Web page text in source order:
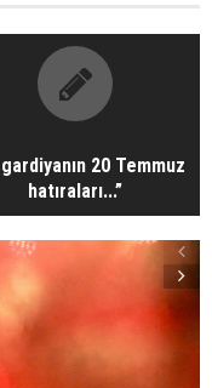
20 Temmuz
hatıraları...”